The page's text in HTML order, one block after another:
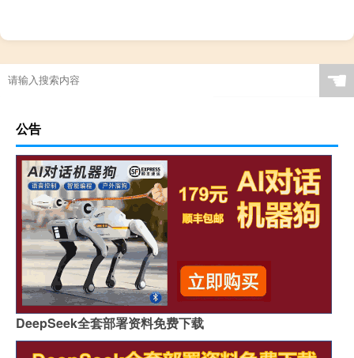
☚
公告
DeepSeek全套部署资料免费下载